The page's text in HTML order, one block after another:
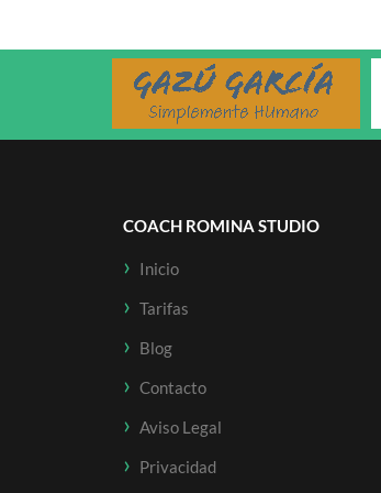
COACH ROMINA STUDIO
Inicio
Tarifas
Blog
Contacto
Aviso Legal
Privacidad